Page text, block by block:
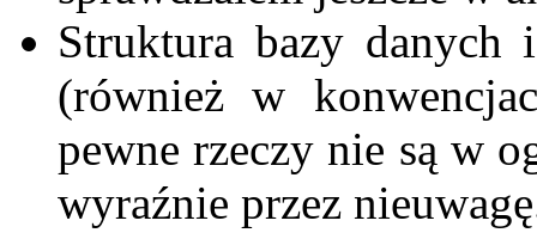
Struktura bazy
(również w
pewne rzeczy nie są w
wyraźnie przez